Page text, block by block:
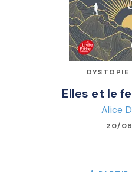
Elles et le
Alice
20/